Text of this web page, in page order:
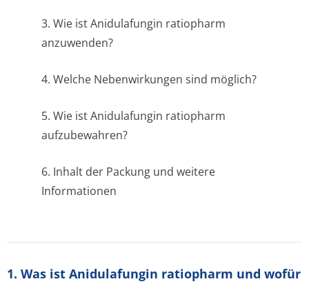
3. Wie ist Anidulafungin ratiopharm
anzuwenden?
4. Welche Nebenwirkungen sind möglich?
5. Wie ist Anidulafungin ratiopharm
aufzubewahren?
6. Inhalt der Packung und weitere
Informationen
1. Was ist Anidulafungin ratiopharm und wofür